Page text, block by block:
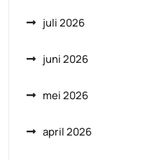
juli 2026
juni 2026
mei 2026
april 2026